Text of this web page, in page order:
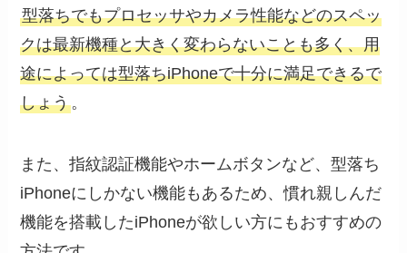
型落ちでもプロセッサやカメラ性能などのスペッ
クは最新機種と大きく変わらないことも多く、用
途によっては型落ちiPhoneで十分に満足できるで
しょう。
また、指紋認証機能やホームボタンなど、型落ち
iPhoneにしかない機能もあるため、慣れ親しんだ
機能を搭載したiPhoneが欲しい方にもおすすめの